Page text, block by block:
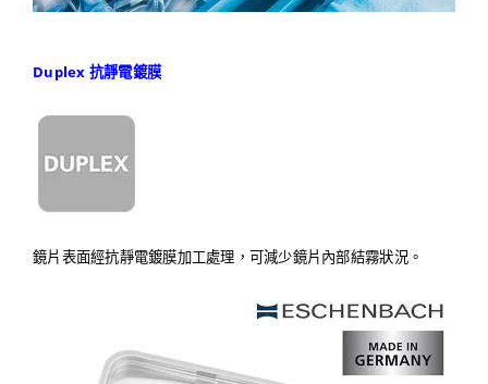
Duplex 抗靜電鍍膜
鏡片表面經抗靜電鍍膜加工處理，可減少鏡片內部結霧狀況。